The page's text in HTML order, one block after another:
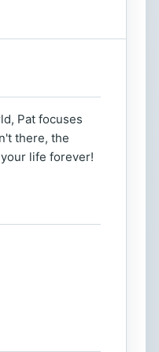
Pat focuses
there, the
life forever!